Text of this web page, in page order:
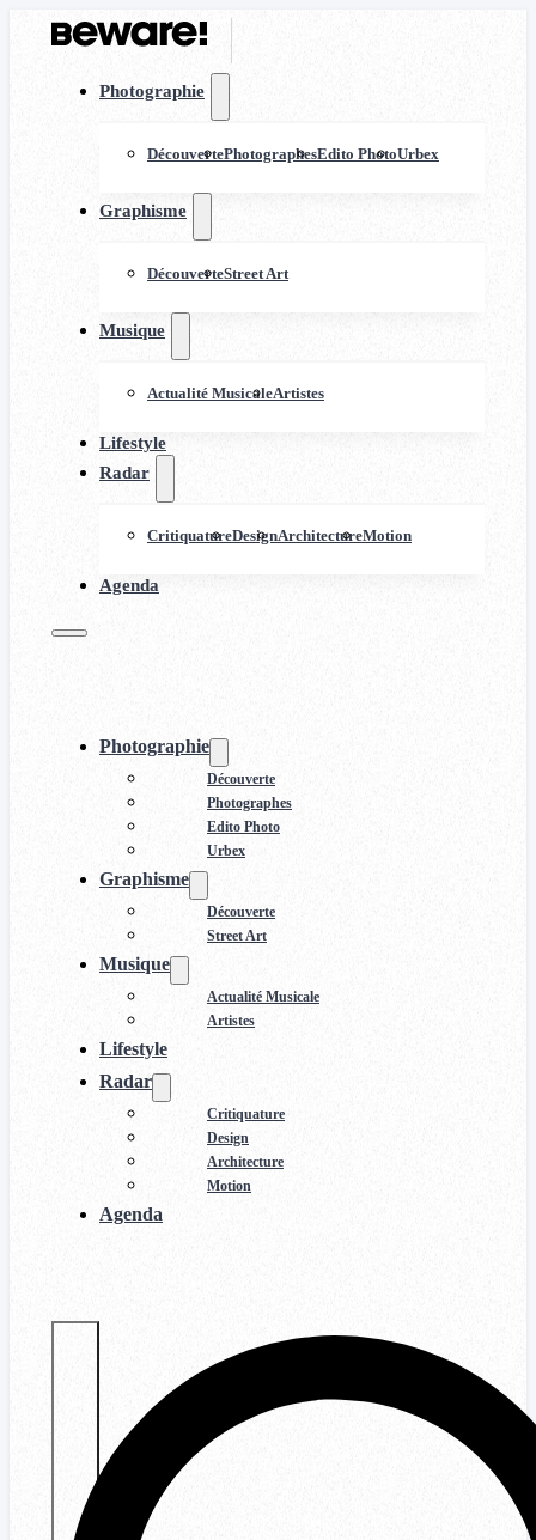
Photographie
DécouvertePhotographesEdito PhotoUrbex
Graphisme
DécouverteStreet Art
Musique
Actualité MusicaleArtistes
Lifestyle
Radar
CritiquatureDesignArchitectureMotion
Agenda
Photographie
Découverte
Photographes
Edito Photo
Urbex
Graphisme
Découverte
Street Art
Musique
Actualité Musicale
Artistes
Lifestyle
Radar
Critiquature
Design
Architecture
Motion
Agenda